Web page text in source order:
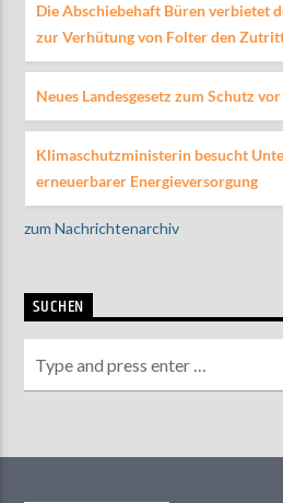
Die Abschiebehaft Büren verbietet
zur Verhütung von Folter den
Neues Landesgesetz zum Schutz
Klimaschutzministerin besucht
erneuerbarer Energieversorgung
zum Nachrichtenarchiv
SUCHEN